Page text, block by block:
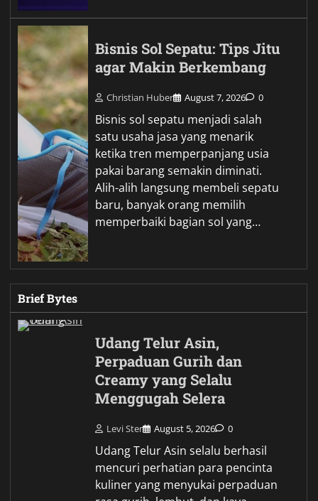
Bisnis Sol Sepatu: Tips Jitu
agar Makin Berkembang
Christian Huber August 7, 2026 0
Bisnis sol sepatu menjadi salah
satu usaha jasa yang menarik
ketika tren memperpanjang usia
pakai barang semakin diminati.
Alih-alih langsung membeli sepatu
baru, banyak orang memilih
memperbaiki bagian sol yang…
Brief Bytes
Udang Telur Asin,
Perpaduan Gurih dan
Creamy yang Selalu
Menggugah Selera
Levi Ster August 5, 2026 0
Udang Telur Asin selalu berhasil
mencuri perhatian para pencinta
kuliner yang menyukai perpaduan